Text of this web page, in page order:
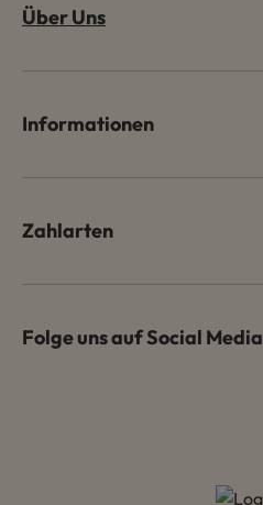
Über Uns
Informationen
Zahlarten
Folge uns auf Social Media